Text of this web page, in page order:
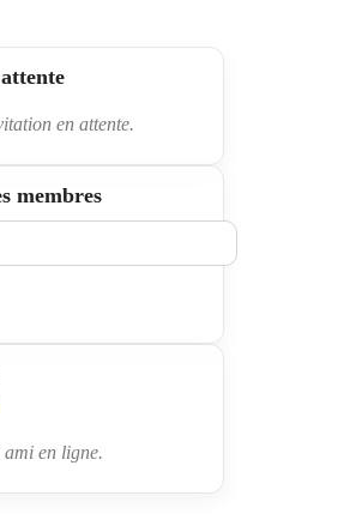
en attente.
membres
ami en ligne.